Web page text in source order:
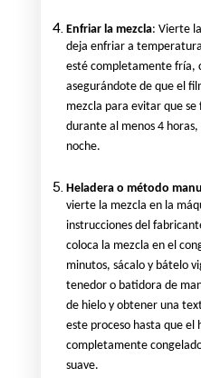
Enfriar la mezcla: Vierte
deja enfriar a
esté completamente fría,
asegurándote de que el
mezcla para evitar que
durante al menos 4
noche.
Heladera o método
vierte la mezcla en la
instrucciones del
coloca la mezcla en el
minutos, sácalo y bátelo
tenedor o batidora de
de hielo y obtener una
este proceso hasta que el
completamente
suave.